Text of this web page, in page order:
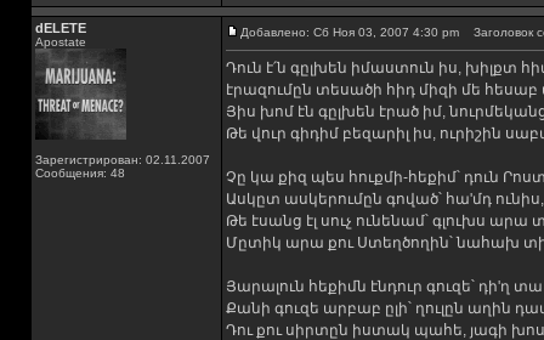
dELETE
Apostate
Зарегистрирован: 02.11.2007
Сообщения: 48
Добавлено: Сб Ноя 03, 2007 4:30 pm Заголовок
Դուն է՛ն գըլխեն իմաստուն իս, խիլքտ
էրազումըն տեսածի հիդ միզի մե հեսաբ
Յիս խոմ էն գըլխեն էրած իմ,
Թե վուր գիդիմ բեզարիլ իս, ուրիշին
Չը կա քիզ պես հուքմի-հեքիմ՝ դուն
Ասկըտ ասկերումըն գոված՝ հա'մդ
Թե էսանց էլ սուչ ունենամ՝ գլուխս արա
Մըտիկ արա քու Ստեղծողին՝ նահախ
Յարալուն հեքիմն էնդուր գուզե՝ դի'ղ
Քանի գուզե արբաբ ըլի՝ ղուլըն աղին
Դու քու սիրտըն իստակ պահե, յագի